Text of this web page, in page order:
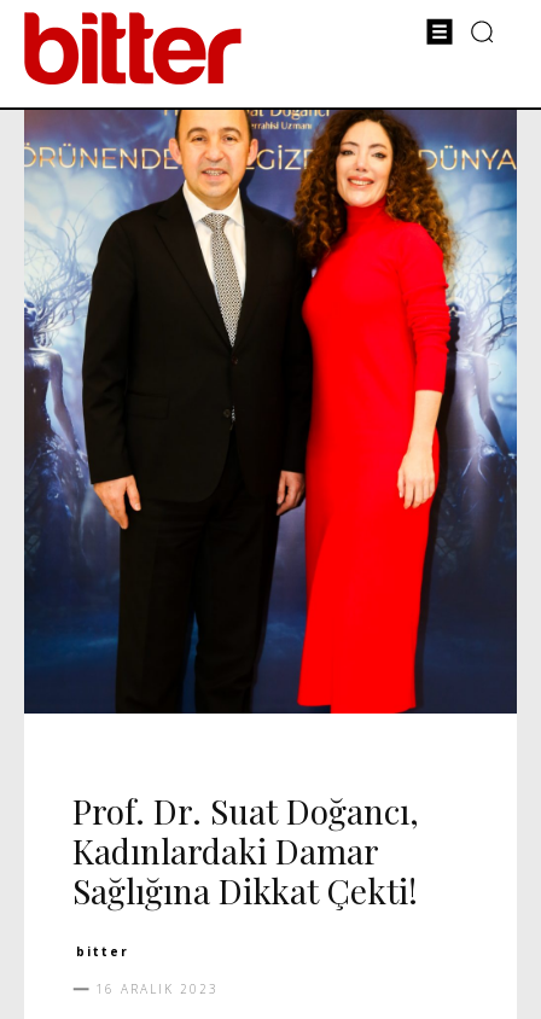
Prof. Dr. Suat Doğancı,
Kadınlardaki Damar
Sağlığına Dikkat Çekti!
bitter
16 ARALIK 2023